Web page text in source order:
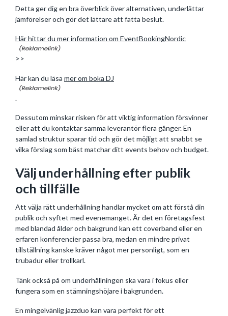
Detta ger dig en bra överblick över alternativen, underlättar
jämförelser och gör det lättare att fatta beslut.
Här hittar du mer information om EventBookingNordic
>>
Här kan du läsa mer om boka DJ
.
Dessutom minskar risken för att viktig information försvinner
eller att du kontaktar samma leverantör flera gånger. En
samlad struktur sparar tid och gör det möjligt att snabbt se
vilka förslag som bäst matchar ditt events behov och budget.
Välj underhållning efter publik
och tillfälle
Att välja rätt underhållning handlar mycket om att förstå din
publik och syftet med evenemanget. Är det en företagsfest
med blandad ålder och bakgrund kan ett coverband eller en
erfaren konferencier passa bra, medan en mindre privat
tillställning kanske kräver något mer personligt, som en
trubadur eller trollkarl.
Tänk också på om underhållningen ska vara i fokus eller
fungera som en stämningshöjare i bakgrunden.
En mingelvänlig jazzduo kan vara perfekt för ett